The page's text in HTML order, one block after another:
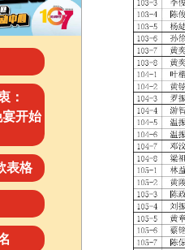
：
宴开始
表格